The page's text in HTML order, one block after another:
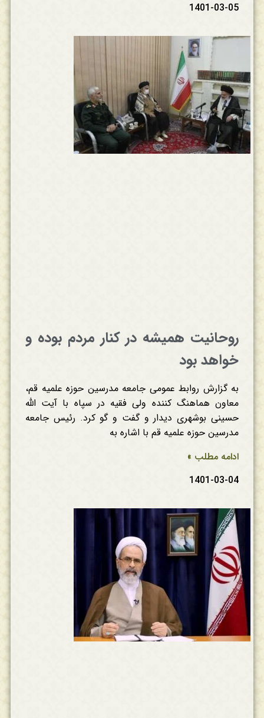
1401-03-05
روحانیت همیشه در کنار مردم بوده و
خواهد بود
به گزارش روابط عمومی جامعه مدرسین حوزه علمیه قم،
معاون هماهنگ کننده ولی فقیه در سپاه با آیت الله
حسینی بوشهری دیدار و گفت و گو کرد. رئیس جامعه
مدرسین حوزه علمیه قم با اشاره به
ادامه مطلب »
1401-03-04